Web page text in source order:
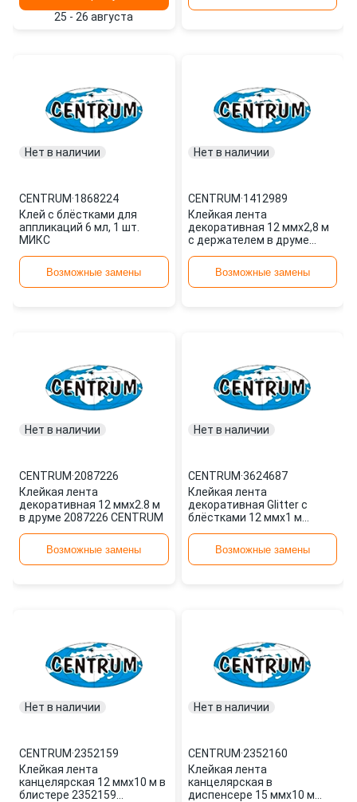
25 - 26 августа
Нет в наличии
CENTRUM·1868224
Клей с блёстками для
аппликаций 6 мл, 1 шт.
МИКС
Возможные замены
Нет в наличии
CENTRUM·1412989
Клейкая лента
декоративная 12 ммx2,8 м
с держателем в друме
Возможные замены
Нет в наличии
CENTRUM·2087226
Клейкая лента
декоративная 12 ммx2.8 м
в друме 2087226 CENTRUM
Возможные замены
Нет в наличии
CENTRUM·3624687
Клейкая лента
декоративная Glitter с
блёстками 12 ммx1 м
Возможные замены
Нет в наличии
CENTRUM·2352159
Клейкая лента
канцелярская 12 ммx10 м в
блистере 2352159
Нет в наличии
CENTRUM·2352160
Клейкая лента
канцелярская в
диспенсере 15 ммx10 м